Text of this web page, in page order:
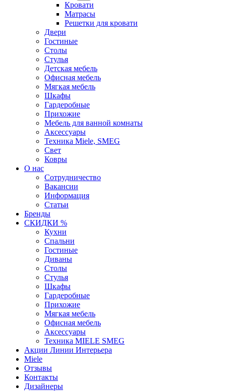
Кровати
Матрасы
Решетки для кровати
Двери
Гостиные
Столы
Стулья
Детская мебель
Офисная мебель
Мягкая мебель
Шкафы
Гардеробные
Прихожие
Мебель для ванной комнаты
Аксессуары
Техника Miele, SMEG
Свет
Ковры
О нас
Сотрудничество
Вакансии
Информация
Статьи
Бренды
СКИДКИ %
Кухни
Спальни
Гостиные
Диваны
Столы
Стулья
Шкафы
Гардеробные
Прихожие
Мягкая мебель
Офисная мебель
Аксессуары
Техника MIELE SMEG
Акции Линии Интерьера
Miele
Отзывы
Контакты
Дизайнеры